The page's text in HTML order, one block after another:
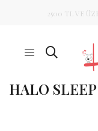
2500 TL VE
HALO SLEEP